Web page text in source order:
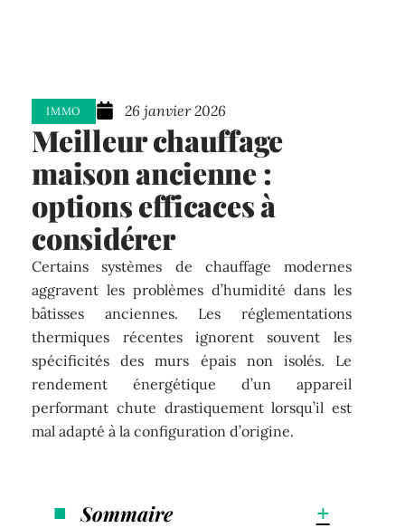
IMMO 26 janvier 2026
Meilleur chauffage
maison ancienne :
options efficaces à
considérer
Certains systèmes de chauffage modernes
aggravent les problèmes d’humidité dans les
bâtisses anciennes. Les réglementations
thermiques récentes ignorent souvent les
spécificités des murs épais non isolés. Le
rendement énergétique d’un appareil
performant chute drastiquement lorsqu’il est
mal adapté à la configuration d’origine.
Sommaire